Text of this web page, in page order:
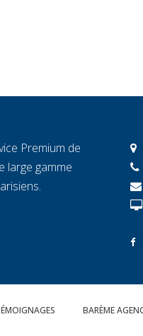
Premium de
large gamme
BARÈME